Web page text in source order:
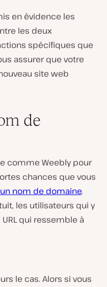
en évidence les
les deux
spécifiques que
assurer que votre
site web
de
comme Weebly pour
chances que vous
nom de domaine.
les utilisateurs qui y
qui ressemble à
le cas. Alors si vous